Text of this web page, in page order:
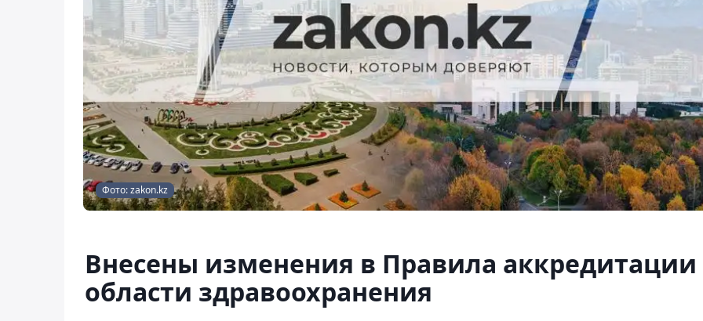
Фото: zakon.kz
Внесены изменения в Правила аккредитации
области здравоохранения